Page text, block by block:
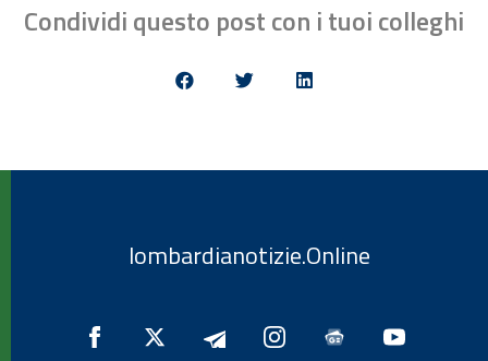
Condividi questo post con i tuoi colleghi
lombardianotizie.Online